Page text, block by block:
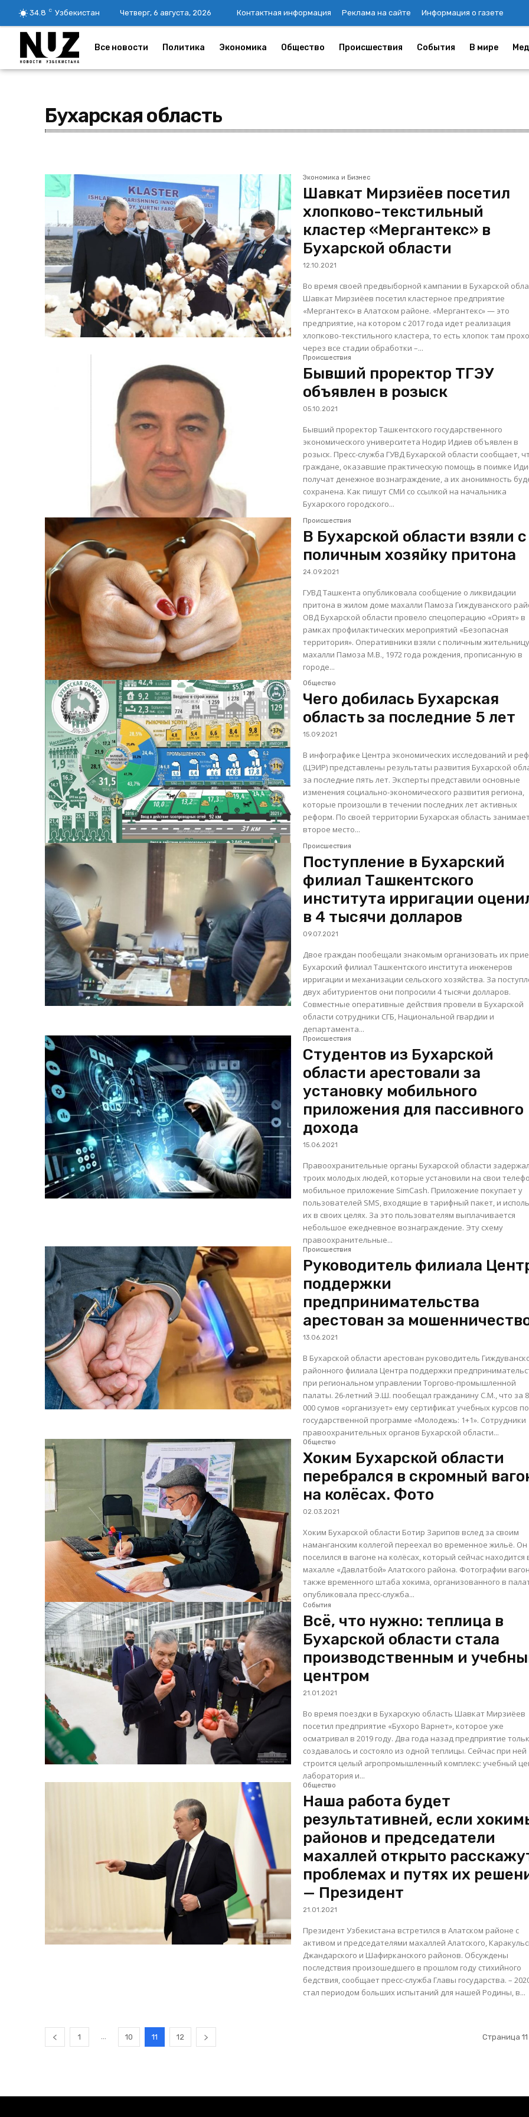
34.8 C Узбекистан Четверг, 6 августа, 2026 Контактная информация Реклама на сайте Информация о газете
Все новости Политика Экономика Общество Происшествия События В мире
Бухарская область
Экономика и Бизнес
Шавкат Мирзиёев посетил
хлопково-текстильный
кластер «Мергантекс» в
Бухарской области
12.10.2021
Во время своей предвыборной кампании в Бухарской
Шавкат Мирзиёев посетил кластерное предприятие
«Мергантекс» в Алатском районе. «Мергантекс» — это
предприятие, на котором с 2017 года идет реализация
хлопково-текстильного кластера, то есть хлопок там
через все стадии обработки –...
Происшествия
Бывший проректор ТГЭУ
объявлен в розыск
05.10.2021
Бывший проректор Ташкентского государственного
экономического университета Нодир Идиев объявлен в
розыск. Пресс-служба ГУВД Бухарской области сообщает, что
граждане, оказавшие практическую помощь в поимке
получат денежное вознаграждение, а их анонимность
сохранена. Как пишут СМИ со ссылкой на начальника
Бухарского городского...
Происшествия
В Бухарской области взяли с
поличным хозяйку притона
24.09.2021
ГУВД Ташкента опубликовала сообщение о ликвидации
притона в жилом доме махалли Памоза Гиждуванского
ОВД Бухарской области провело спецоперацию «Орият» в
рамках профилактических мероприятий «Безопасная
территория». Оперативники взяли с поличным жительницу
махалли Памоза М.В., 1972 года рождения, прописанную в
городе...
Общество
Чего добилась Бухарская
область за последние 5 лет
15.09.2021
В инфографике Центра экономических исследований и
(ЦЭИР) представлены результаты развития Бухарской
за последние пять лет. Эксперты представили основные
изменения социально-экономического развития региона,
которые произошли в течении последних лет активных
реформ. По своей территории Бухарская область занимает
второе место...
Происшествия
Поступление в Бухарский
филиал Ташкентского
института ирригации
в 4 тысячи долларов
09.07.2021
Двое граждан пообещали знакомым организовать их
Бухарский филиал Ташкентского института инженеров
ирригации и механизации сельского хозяйства. За
двух абитуриентов они попросили 4 тысячи долларов.
Совместные оперативные действия провели в Бухарской
области сотрудники СГБ, Национальной гвардии и
департамента...
Происшествия
Студентов из Бухарской
области арестовали за
установку мобильного
приложения для пассивного
дохода
15.06.2021
Правоохранительные органы Бухарской области
троих молодых людей, которые установили на свои
мобильное приложение SimCash. Приложение покупает у
пользователей SMS, входящие в тарифный пакет, и
их в своих целях. За это пользователям выплачивается
небольшое ежедневное вознаграждение. Эту схему
правоохранительные...
Происшествия
Руководитель филиала
поддержки
предпринимательства
арестован за
13.06.2021
В Бухарской области арестован руководитель
районного филиала Центра поддержки
при региональном управлении Торгово-промышленной
палаты. 26-летний Э.Ш. пообещал гражданину С.М., что за 800
000 сумов «организует» ему сертификат учебных курсов по
государственной программе «Молодежь: 1+1». Сотрудники
правоохранительных органов Бухарской области...
Общество
Хоким Бухарской области
перебрался в скромный
на колёсах. Фото
02.03.2021
Хоким Бухарской области Ботир Зарипов вслед за своим
наманганским коллегой переехал во временное жильё. Он
поселился в вагоне на колёсах, который сейчас находится
махалле «Давлатбой» Алатского района. Фотографии вагона, а
также временного штаба хокима, организованного в
опубликовала пресс-служба...
События
Всё, что нужно: теплица в
Бухарской области стала
производственным и
центром
21.01.2021
Во время поездки в Бухарскую область Шавкат Мирзиёев
посетил предприятие «Бухоро Варнет», которое уже
осматривал в 2019 году. Два года назад предприятие только
создавалось и состояло из одной теплицы. Сейчас при ней
строится целый агропромышленный комплекс: учебный
лаборатория и...
Общество
Наша работа будет
результативней, если
районов и председатели
махаллей открыто
проблемах и путях их
— Президент
21.01.2021
Президент Узбекистана встретился в Алатском районе с
активом и председателями махаллей Алатского,
Джандарского и Шафирканского районов. Обсуждены
последствия произошедшего в прошлом году стихийного
бедствия, сообщает пресс-служба Главы государства. – 2020 год
стал периодом больших испытаний для нашей Родины, в...
1 10 11 12 Страница 11